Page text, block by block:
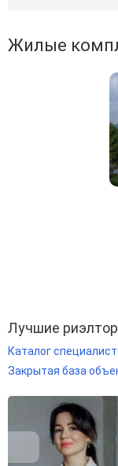
Жилые
Лучшие
Каталог
Закрытая база